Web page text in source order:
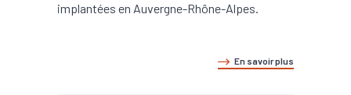
implantées en Auvergne-Rhône-Alpes.
En savoir plus